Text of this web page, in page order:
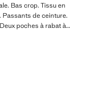
Bas crop. Tissu en
Passants de ceinture.
poches à rabat à